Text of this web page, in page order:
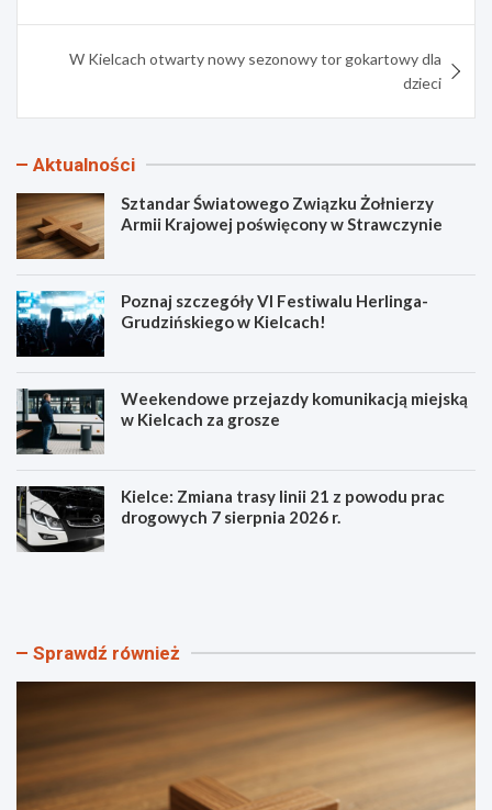
W Kielcach otwarty nowy sezonowy tor gokartowy dla
dzieci
Aktualności
Sztandar Światowego Związku Żołnierzy
Armii Krajowej poświęcony w Strawczynie
Poznaj szczegóły VI Festiwalu Herlinga-
Grudzińskiego w Kielcach!
Weekendowe przejazdy komunikacją miejską
w Kielcach za grosze
Kielce: Zmiana trasy linii 21 z powodu prac
drogowych 7 sierpnia 2026 r.
S
d
i
t
P
j
e
ó
Sprawdź również